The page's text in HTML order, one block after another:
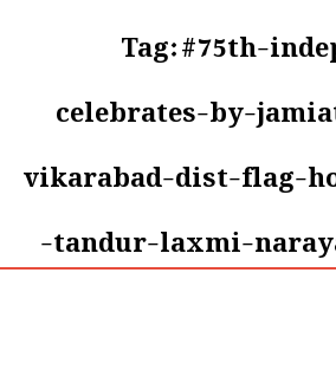
Tag:#75th-
celebrates-by-
vikarabad-dist-flag-
tandur-laxmi-